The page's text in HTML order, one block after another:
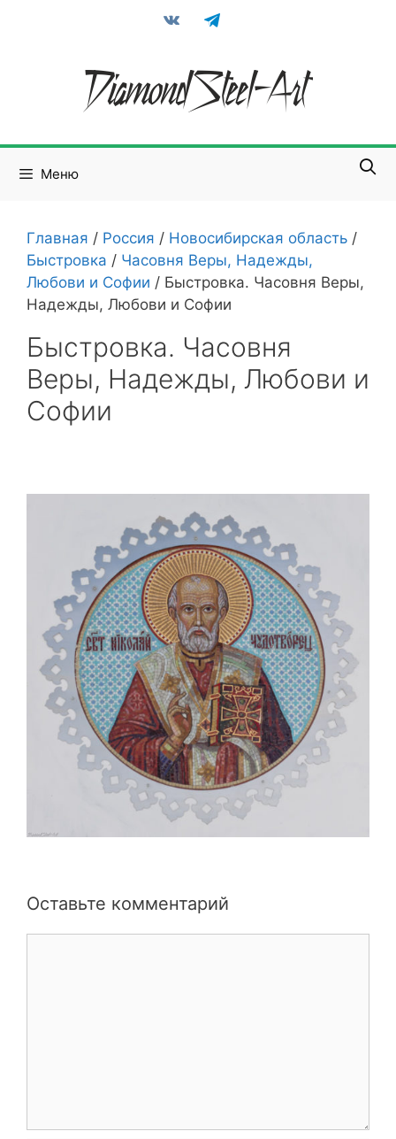
vkontaktetelegram
Меню
Главная / Россия / Новосибирская область /
Быстровка / Часовня Веры, Надежды,
Любови и Софии / Быстровка. Часовня Веры,
Надежды, Любови и Софии
Быстровка. Часовня
Веры, Надежды, Любови и
Софии
Оставьте комментарий